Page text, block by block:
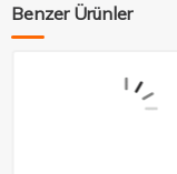
Benzer Ürünler